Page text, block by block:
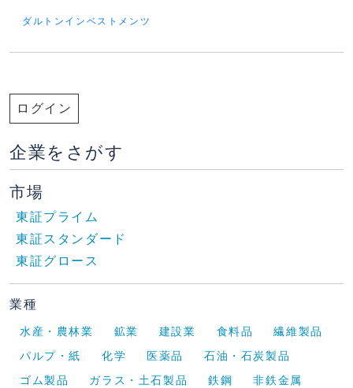
ダルトンインベストメンツ
ログイン
企業をさがす
市場
東証プライム
東証スタンダード
東証グロース
業種
水産・農林業 鉱業 建設業 食料品
繊維製品
パルプ・紙
化学 医薬品
石油・石炭製品
ゴム製品
ガラス・土石製品 鉄鋼
非鉄金属